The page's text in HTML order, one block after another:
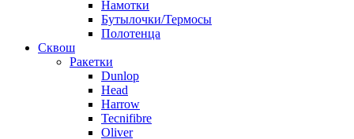
Намотки
Бутылочки/Термосы
Полотенца
Сквош
Ракетки
Dunlop
Head
Harrow
Tecnifibre
Oliver